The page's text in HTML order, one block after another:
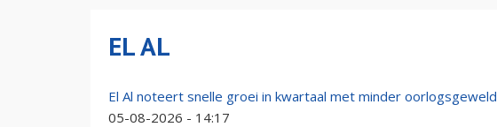
EL AL
El Al noteert snelle groei in kwartaal met minder oorlogsgeweld
05-08-2026 - 14:17